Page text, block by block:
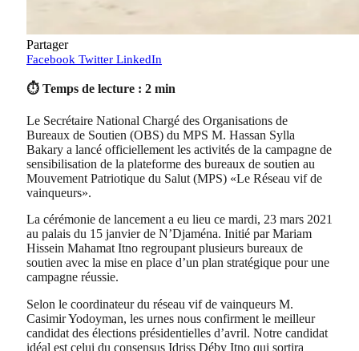
Partager
Facebook Twitter LinkedIn
⏱ Temps de lecture : 2 min
Le Secrétaire National Chargé des Organisations de
Bureaux de Soutien (OBS) du MPS M. Hassan Sylla
Bakary a lancé officiellement les activités de la campagne de
sensibilisation de la plateforme des bureaux de soutien au
Mouvement Patriotique du Salut (MPS) «Le Réseau vif de
vainqueurs».
La cérémonie de lancement a eu lieu ce mardi, 23 mars 2021
au palais du 15 janvier de N’Djaména. Initié par Mariam
Hissein Mahamat Itno regroupant plusieurs bureaux de
soutien avec la mise en place d’un plan stratégique pour une
campagne réussie.
Selon le coordinateur du réseau vif de vainqueurs M.
Casimir Yodoyman, les urnes nous confirment le meilleur
candidat des élections présidentielles d’avril. Notre candidat
idéal est celui du consensus Idriss Déby Itno qui sortira